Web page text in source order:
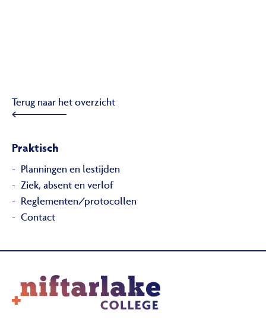
Terug naar het overzicht
Praktisch
Planningen en lestijden
Ziek, absent en verlof
Reglementen/protocollen
Contact